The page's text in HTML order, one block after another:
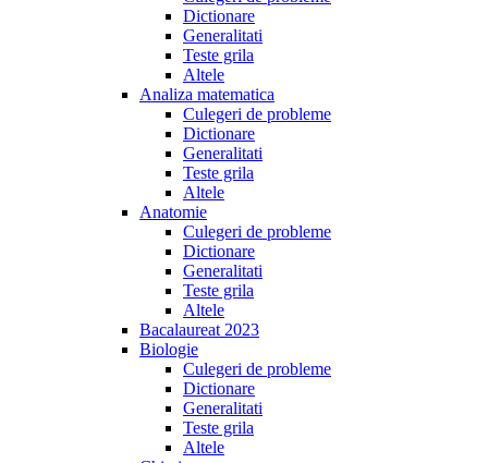
Dictionare
Generalitati
Teste grila
Altele
Analiza matematica
Culegeri de probleme
Dictionare
Generalitati
Teste grila
Altele
Anatomie
Culegeri de probleme
Dictionare
Generalitati
Teste grila
Altele
Bacalaureat 2023
Biologie
Culegeri de probleme
Dictionare
Generalitati
Teste grila
Altele